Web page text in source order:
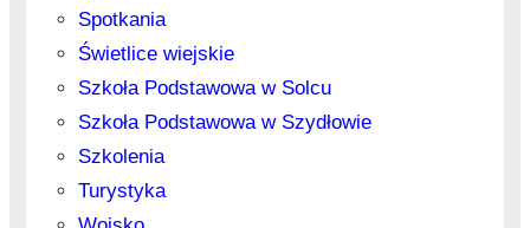
Spotkania
Świetlice wiejskie
Szkoła Podstawowa w Solcu
Szkoła Podstawowa w Szydłowie
Szkolenia
Turystyka